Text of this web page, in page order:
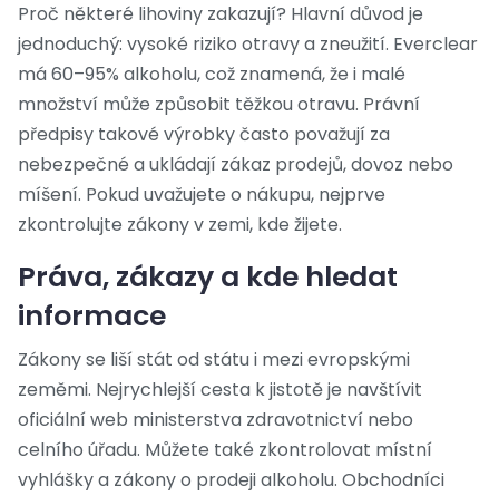
Proč některé lihoviny zakazují? Hlavní důvod je
jednoduchý: vysoké riziko otravy a zneužití. Everclear
má 60–95% alkoholu, což znamená, že i malé
množství může způsobit těžkou otravu. Právní
předpisy takové výrobky často považují za
nebezpečné a ukládají zákaz prodejů, dovoz nebo
míšení. Pokud uvažujete o nákupu, nejprve
zkontrolujte zákony v zemi, kde žijete.
Práva, zákazy a kde hledat
informace
Zákony se liší stát od státu i mezi evropskými
zeměmi. Nejrychlejší cesta k jistotě je navštívit
oficiální web ministerstva zdravotnictví nebo
celního úřadu. Můžete také zkontrolovat místní
vyhlášky a zákony o prodeji alkoholu. Obchodníci